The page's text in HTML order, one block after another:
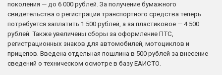
Защита должника
Банкротство граждан
Взыскание долгов
поколения — до 6 000 рублей. За получение бумажного
свидетельства о регистрации транспортного средства теперь
потребуется заплатить 1 500 рублей, а за пластиковое — 4 500
рублей. Также увеличены сборы за оформление ПТС,
регистрационных знаков для автомобилей, мотоциклов и
прицепов. Введена отдельная пошлина в 500 рублей за внесение
сведений о техническом осмотре в базу ЕАИСТО.